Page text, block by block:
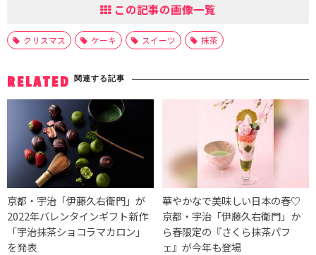
この記事の画像一覧
クリスマス ケーキ スイーツ 抹茶
RELATED 関連する記事
京都・宇治「伊藤久右衛門」が
2022年バレンタインギフト新作
「宇治抹茶ショコラマカロン」
を発表
華やかなで美味しい日本の春♡
京都・宇治「伊藤久右衛門」か
ら春限定の『さくら抹茶パフ
ェ』が今年も登場